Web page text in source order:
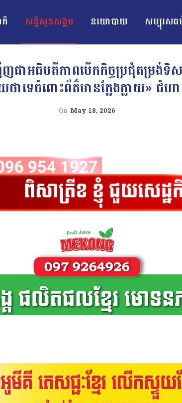
តិ សន្តិសុខសង្គម នយោបាយ សប្បុរសធ
ញជាអធិបតីភាពបើកកិច្ចប្រជុំតម្រង់ទិស
ាទេចំពោះព័ត៌មានក្លែងក្លាយ» ជំ
On May 18, 2026